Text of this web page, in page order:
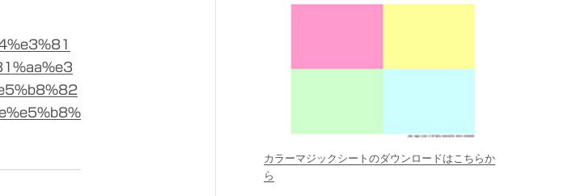
カラーマジックシートのダウンロードはこちらか
ら